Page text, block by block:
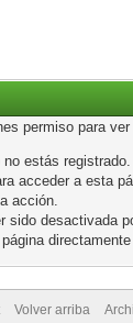
permiso para
estás
acceder a esta
acción.
sido desactivada
Volver arriba